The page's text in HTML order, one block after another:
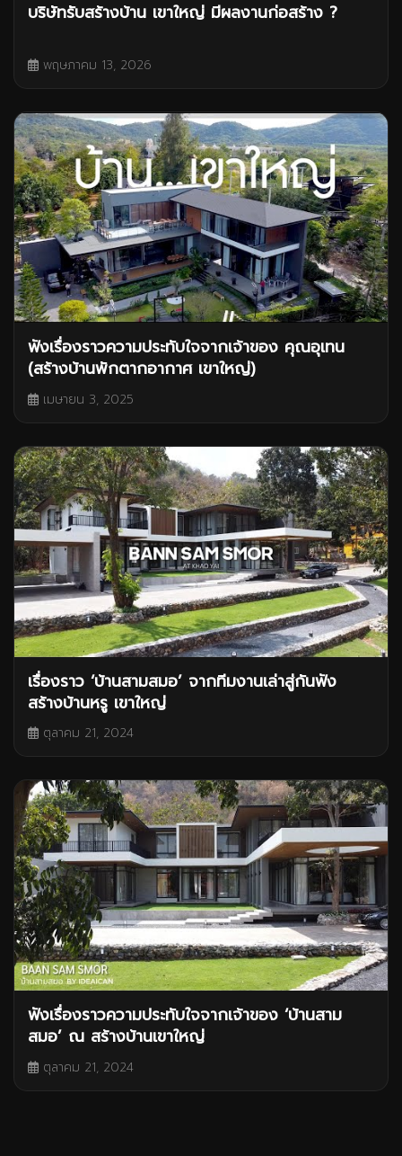
บริษัทรับสร้างบ้าน เขาใหญ่ มีผลงานก่อสร้าง ?
พฤษภาคม 13, 2026
ฟังเรื่องราวความประทับใจจากเจ้าของ คุณอุเทน
(สร้างบ้านพักตากอากาศ เขาใหญ่)
เมษายน 3, 2025
เรื่องราว ‘บ้านสามสมอ’ จากทีมงานเล่าสู่กันฟัง
สร้างบ้านหรู เขาใหญ่
ตุลาคม 21, 2024
ฟังเรื่องราวความประทับใจจากเจ้าของ ‘บ้านสาม
สมอ’ ณ สร้างบ้านเขาใหญ่
ตุลาคม 21, 2024